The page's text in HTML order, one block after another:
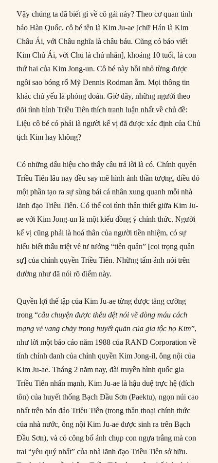
Vậy chúng ta đã biết gì về cô gái này? Theo cơ quan tình
báo Hàn Quốc, cô bé tên là Kim Ju-ae [chữ Hán là Kim
Châu Ái, với Châu nghĩa là châu báu. Cũng có báo viết
Kim Chủ Ái, với Chủ là chủ nhân], khoảng 10 tuổi, là con
thứ hai của Kim Jong-un. Cô bé này hồi nhỏ từng được
ngôi sao bóng rổ Mỹ Dennis Rodman ẵm. Mọi thông tin
khác chủ yếu là phỏng đoán. Giờ đây, những người theo
dõi tình hình Triều Tiên thích tranh luận nhất về chủ đề:
Liệu cô bé có phải là người kế vị đã được xác định của Chủ
tịch Kim hay không?
Có những dấu hiệu cho thấy câu trả lời là có. Chính quyền
Triều Tiên lâu nay đều say mê hình ảnh thần tượng, điều đó
một phần tạo ra sự sùng bái cá nhân xung quanh mỗi nhà
lãnh đạo Triều Tiên. Có thể coi tình thân thiết giữa Kim Ju-
ae với Kim Jong-un là một kiểu đồng ý chính thức. Người
kế vị cũng phải là hoá thân của người tiền nhiệm, có sự
hiểu biết thấu triệt về tư tưởng “tiên quân” [coi trọng quân
sự] của chính quyền Triều Tiên. Những tấm ảnh nói trên
dường như đã nói rõ điểm này.
Quyền lợi thế tập của Kim Ju-ae từng được tăng cường
trong “câu chuyện được thêu dệt nói về dòng máu cách
mạng vẻ vang chảytrong huyết quảncủa gia tộc họ Kim”,
như lời một báo cáo năm 1988 của RAND Corporation về
tính chính danh của chính quyền Kim Jong-il, ông nội của
Kim Ju-ae. Tháng 2 năm nay, đài truyền hình quốc gia
Triều Tiên nhấn mạnh, Kim Ju-ae là hậu duệ trực hệ (đích
tôn) của huyết thống Bạch Đầu Sơn (Paektu), ngọn núi cao
nhất trên bán đảo Triều Tiên (trong thần thoại chính thức
của nhà nước, ông nội Kim Ju-ae được sinh ra trên Bạch
Đầu Sơn), và có công bố ảnh chụp con ngựa trắng mà con
trai “yêu quý nhất” của nhà lãnh đạo Triều Tiên sở hữu.